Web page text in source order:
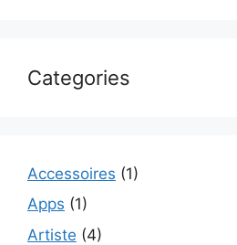
Categories
Accessoires (1)
Apps (1)
Artiste (4)